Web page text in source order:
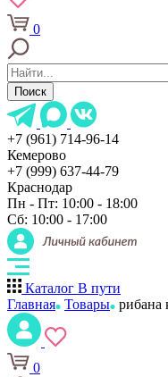
0
Поиск
+7 (961) 714-96-14
Кемерово
+7 (999) 637-44-79
Краснодар
Пн - Пт: 10:00 - 18:00
Сб: 10:00 - 17:00
Каталог В пути
Главная Товары рибана
0